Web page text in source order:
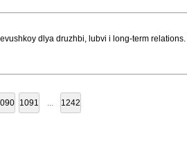
dlya druzhbi, lubvi i long-term relations.
1091 ... 1242